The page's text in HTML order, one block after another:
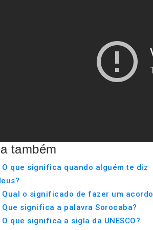
também
O que significa quando alguém te diz
Qual o significado de fazer um
Que significa a palavra Sorocaba?
O que significa a sigla da UNESCO?